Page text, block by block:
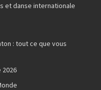
et danse internationale
: tout ce que vous
2026